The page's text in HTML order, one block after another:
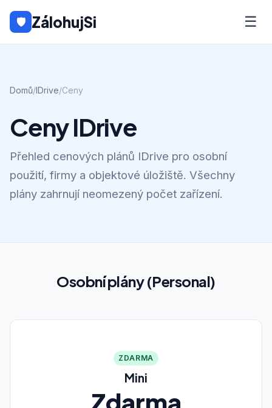
🛡 ZálohujSi ☰
Domů/IDrive/Ceny
Ceny IDrive
Přehled cenových plánů IDrive pro osobní
použití, firmy a objektové úložiště. Všechny
plány zahrnují neomezený počet zařízení.
Osobní plány (Personal)
ZDARMA
Mini
Zdarma